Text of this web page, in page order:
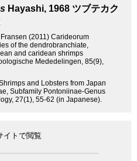
Hayashi, 1968 ツブテカク
(2011) Carideorum
of the dendrobranchiate,
and caridean shrimps
Mededelingen, 85(9),
and Lobsters from Japan
Subfamily Pontoniinae-Genus
27(1), 55-62 (in Japanese).
イトで閲覧